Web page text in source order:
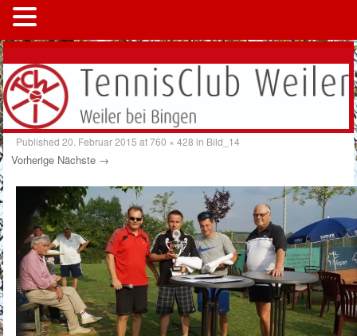
Published20. Februar 2015 at760 × 428 in Bild_14
Vorherige Nächste →